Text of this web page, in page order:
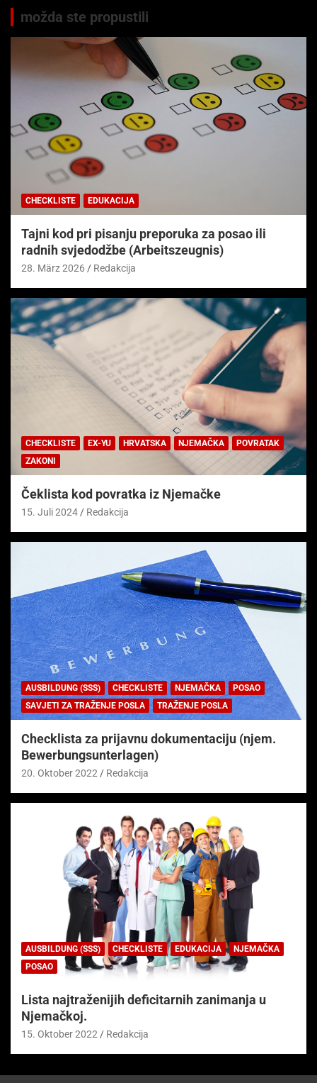
možda ste propustili
CHECKLISTE EDUKACIJA
Tajni kod pri pisanju preporuka za posao ili
radnih svjedodžbe (Arbeitszeugnis)
28. März 2026 Redakcija
CHECKLISTE EX-YU HRVATSKA NJEMAČKA
POVRATAK
ZAKONI
Čeklista kod povratka iz Njemačke
15. Juli 2024 Redakcija
AUSBILDUNG (SSS) CHECKLISTE NJEMAČKA
POSAO
SAVJETI ZA TRAŽENJE POSLA
TRAŽENJE POSLA
Checklista za prijavnu dokumentaciju (njem.
Bewerbungsunterlagen)
20. Oktober 2022 Redakcija
AUSBILDUNG (SSS) CHECKLISTE EDUKACIJA
NJEMAČKA
POSAO
Lista najtraženijih deficitarnih zanimanja u
Njemačkoj.
15. Oktober 2022 Redakcija